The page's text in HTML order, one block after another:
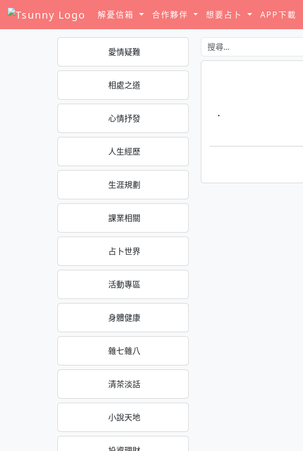
解憂信箱 合作夥伴 想要占卜 APP下載
愛情疑難
相處之道
心情抒發
人生經歷
生涯規劃
課業相關
占卜世界
活動專區
身體健康
雜七雜八
清茶淡話
小說天地
·